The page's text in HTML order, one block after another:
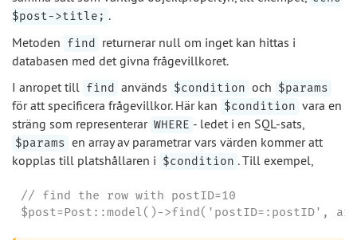
$post->title; .
Metoden find
returnerar null om inget kan hittas i
databasen med det givna frågevillkoret.
I anropet till find används $condition och $params
för att specificera frågevillkor. Här kan $condition vara en
sträng som representerar WHERE - ledet i en SQL-sats,
$params en array av parametrar vars värden kommer att
kopplas till platshållaren i $condition . Till exempel,
// find the row with postID=10
$post=Post::model()->find('postID=:postID',